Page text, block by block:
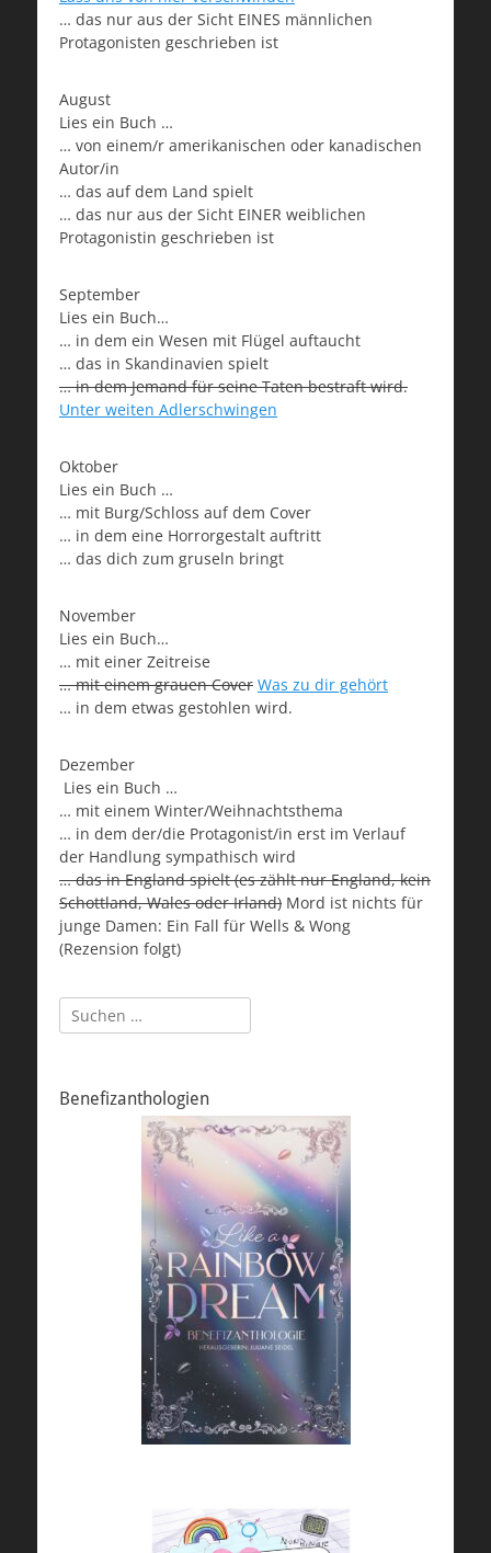
… das nur aus der Sicht EINES männlichen
Protagonisten geschrieben ist
August
Lies ein Buch …
… von einem/r amerikanischen oder kanadischen
Autor/in
… das auf dem Land spielt
… das nur aus der Sicht EINER weiblichen
Protagonistin geschrieben ist
September
Lies ein Buch…
… in dem ein Wesen mit Flügel auftaucht
… das in Skandinavien spielt
… in dem Jemand für seine Taten bestraft wird.
Unter weiten Adlerschwingen
Oktober
Lies ein Buch …
… mit Burg/Schloss auf dem Cover
… in dem eine Horrorgestalt auftritt
… das dich zum gruseln bringt
November
Lies ein Buch…
… mit einer Zeitreise
… mit einem grauen Cover Was zu dir gehört
… in dem etwas gestohlen wird.
Dezember
Lies ein Buch …
… mit einem Winter/Weihnachtsthema
… in dem der/die Protagonist/in erst im Verlauf
der Handlung sympathisch wird
… das in England spielt (es zählt nur England, kein
Schottland, Wales oder Irland) Mord ist nichts für
junge Damen: Ein Fall für Wells & Wong
(Rezension folgt)
Suchen
nach:
Benefizanthologien